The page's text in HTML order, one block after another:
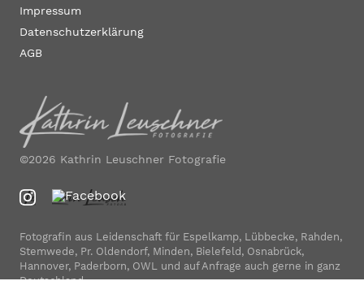
Impressum
Datenschutzerklärung
AGB
©2026 Kathrin Leuschner Fotografie
Fotografin aus Leidenschaft für Espelkamp, Lübbecke, Rahden,
Stemwede, Pr. Oldendorf, Minden, Bielefeld, Osnabrück,
Hannover, Paderborn, OWL und auf Anfrage auch gerne in ganz
Deutschland.